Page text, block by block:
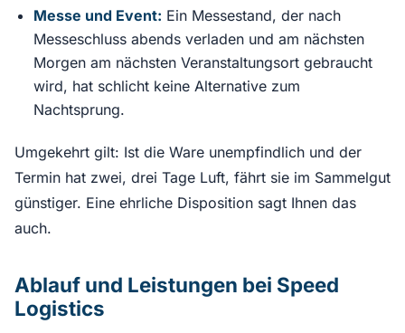
Messe und Event: Ein Messestand, der nach
Messeschluss abends verladen und am nächsten
Morgen am nächsten Veranstaltungsort gebraucht
wird, hat schlicht keine Alternative zum
Nachtsprung.
Umgekehrt gilt: Ist die Ware unempfindlich und der
Termin hat zwei, drei Tage Luft, fährt sie im Sammelgut
günstiger. Eine ehrliche Disposition sagt Ihnen das
auch.
Ablauf und Leistungen bei Speed
Logistics